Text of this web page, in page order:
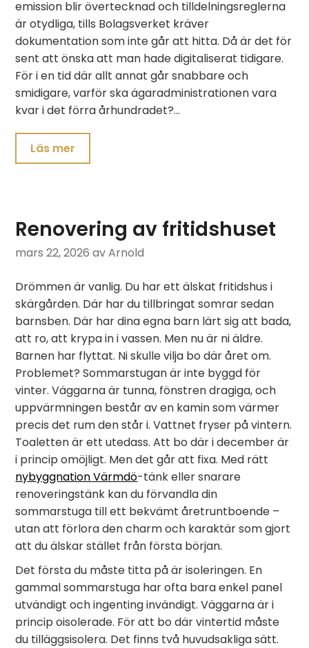
emission blir övertecknad och tilldelningsreglerna
är otydliga, tills Bolagsverket kräver
dokumentation som inte går att hitta. Då är det för
sent att önska att man hade digitaliserat tidigare.
För i en tid där allt annat går snabbare och
smidigare, varför ska ägaradministrationen vara
kvar i det förra århundradet?…
Läs mer
Renovering av fritidshuset
mars 22, 2026 av Arnold
Drömmen är vanlig. Du har ett älskat fritidshus i
skärgården. Där har du tillbringat somrar sedan
barnsben. Där har dina egna barn lärt sig att bada,
att ro, att krypa in i vassen. Men nu är ni äldre.
Barnen har flyttat. Ni skulle vilja bo där året om.
Problemet? Sommarstugan är inte byggd för
vinter. Väggarna är tunna, fönstren dragiga, och
uppvärmningen består av en kamin som värmer
precis det rum den står i. Vattnet fryser på vintern.
Toaletten är ett utedass. Att bo där i december är
i princip omöjligt. Men det går att fixa. Med rätt
nybyggnation Värmdö-tänk eller snarare
renoveringstänk kan du förvandla din
sommarstuga till ett bekvämt åretruntboende –
utan att förlora den charm och karaktär som gjort
att du älskar stället från första början.
Det första du måste titta på är isoleringen. En
gammal sommarstuga har ofta bara enkel panel
utvändigt och ingenting invändigt. Väggarna är i
princip oisolerade. För att bo där vintertid måste
du tilläggsisolera. Det finns två huvudsakliga sätt.